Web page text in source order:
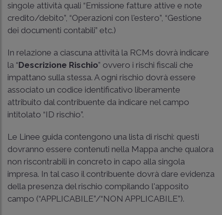
singole attività quali “Emissione fatture attive e note
credito/debito”, “Operazioni con l'estero”, “Gestione
dei documenti contabili” etc.)
In relazione a ciascuna attività la RCMs dovrà indicare
la “Descrizione Rischio” ovvero i rischi fiscali che
impattano sulla stessa. A ogni rischio dovrà essere
associato un codice identificativo liberamente
attribuito dal contribuente da indicare nel campo
intitolato “ID rischio”.
Le Linee guida contengono una lista di rischi: questi
dovranno essere contenuti nella Mappa anche qualora
non riscontrabili in concreto in capo alla singola
impresa. In tal caso il contribuente dovrà dare evidenza
della presenza del rischio compilando l'apposito
campo (“APPLICABILE”/“NON APPLICABILE”).